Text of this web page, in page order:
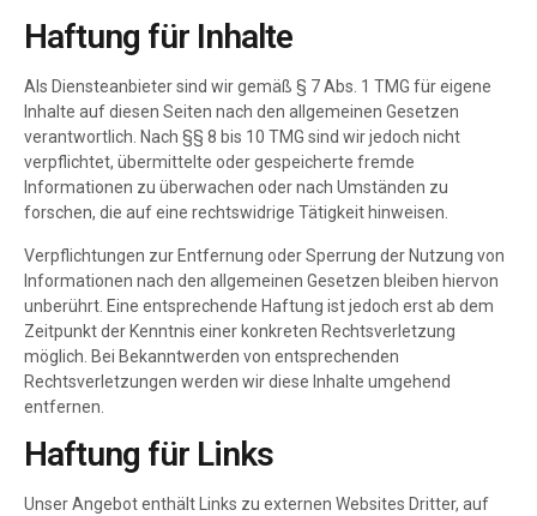
Haftung für Inhalte
Als Diensteanbieter sind wir gemäß § 7 Abs. 1 TMG für eigene
Inhalte auf diesen Seiten nach den allgemeinen Gesetzen
verantwortlich. Nach §§ 8 bis 10 TMG sind wir jedoch nicht
verpflichtet, übermittelte oder gespeicherte fremde
Informationen zu überwachen oder nach Umständen zu
forschen, die auf eine rechtswidrige Tätigkeit hinweisen.
Verpflichtungen zur Entfernung oder Sperrung der Nutzung von
Informationen nach den allgemeinen Gesetzen bleiben hiervon
unberührt. Eine entsprechende Haftung ist jedoch erst ab dem
Zeitpunkt der Kenntnis einer konkreten Rechtsverletzung
möglich. Bei Bekanntwerden von entsprechenden
Rechtsverletzungen werden wir diese Inhalte umgehend
entfernen.
Haftung für Links
Unser Angebot enthält Links zu externen Websites Dritter, auf